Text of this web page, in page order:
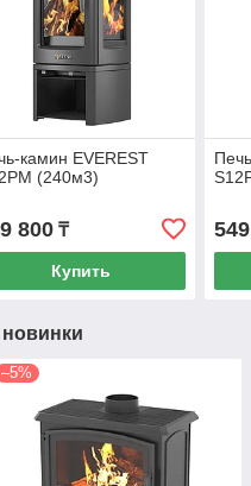
камин EVEREST
(240м3)
800₸
Купить
–5%